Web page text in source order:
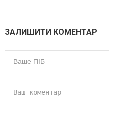
ЗАЛИШИТИ КОМЕНТАР